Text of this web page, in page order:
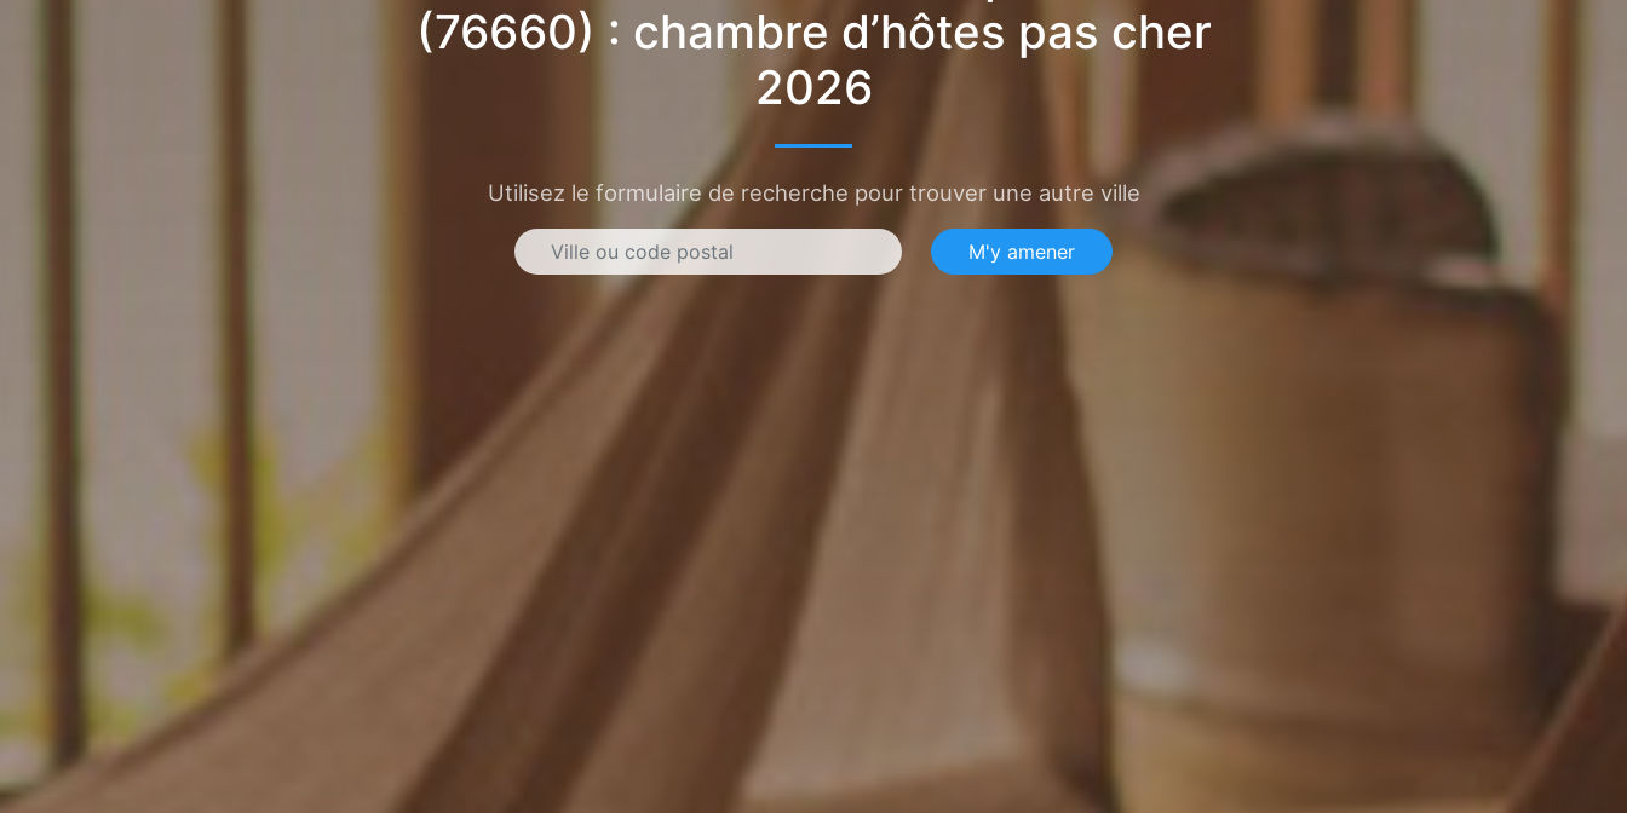
(76660) : chambre d’hôtes pas cher
2026
Utilisez le formulaire de recherche pour trouver une autre ville
M'y amener